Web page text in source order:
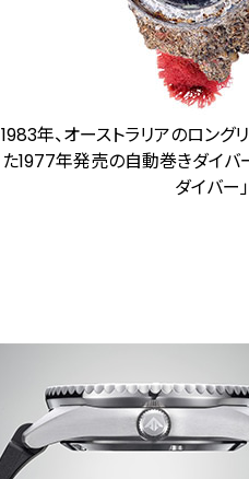
1983年、オーストラリアのロング
た1977年発売の自動巻きダイバ
ダイバー」